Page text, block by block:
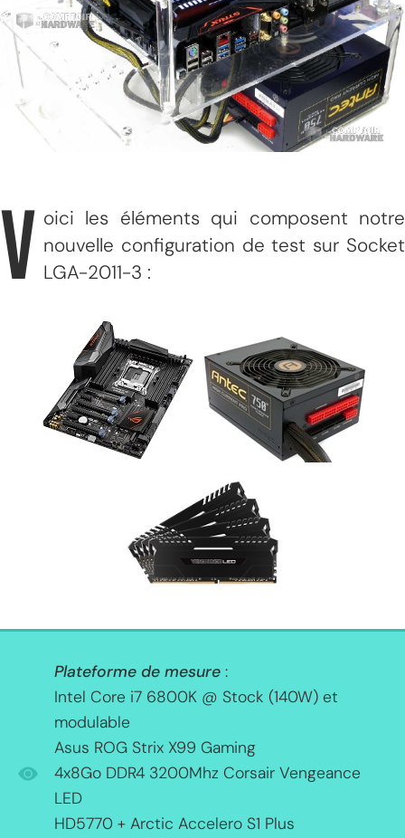
V oici les éléments qui composent notre
nouvelle configuration de test sur Socket
LGA-2011-3 :
Plateforme de mesure :
Intel Core i7 6800K @ Stock (140W) et
modulable
Asus ROG Strix X99 Gaming
4x8Go DDR4 3200Mhz Corsair Vengeance
LED
HD5770 + Arctic Accelero S1 Plus